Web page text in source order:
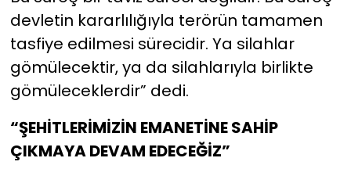
devletin kararlılığıyla terörün tamamen
tasfiye edilmesi sürecidir. Ya silahlar
gömülecektir, ya da silahlarıyla birlikte
gömüleceklerdir” dedi.
“ŞEHİTLERİMİZİN EMANETİNE SAHİP
ÇIKMAYA DEVAM EDECEĞİZ”